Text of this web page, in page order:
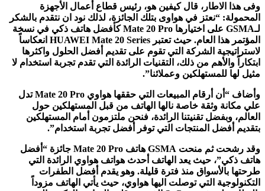
وفى هذا الاطار، قال كيفين هو، رئيس قطاع أعمال الأجهزة
المحمولة: “نعتز في هواوى بتلك الجائزة، لذلك نود ان نتقدم بالشكر
لـGSMA على اختيارها Mate 20 Proكأفضل هاتف ذكي في نسخة
المؤتمر هذا العام. حيث تعتبر HUAWEI Mate 20 Series انعكاساً
لاستراتيجية الشركة التي تقوم على تقديم أفضل الحلول واكثرها
ابتكاراً والأهم من ذلك، التقنيات الرائدة التي تقدم تجربة استخدام لا
مثيل لها للمستهلكين وعملائنا”.
وأضاف “أن أرقام المبيعات التي حققها هواوي Mate 20 Proتدل
علي مكانة وثقة خاصة نالها الهاتف من قبل المستهلكين حول
العالم، وبفضل تقنيتنا الرائدة، فنحن ملتزمون أمام المستهلكين
بتقديم أفضل المنتجات التي توفر أفضل تجربة استخدام”.
وقد رشحت ثم منحت GSMA هاتف Mate 20 Pro جائزة “أفضل
هاتف ذكي”، حيث يعد الهاتف أحدث هواتف هواوي الرائدة التي
طرحتها بالأسواق منذ فترة قليلة. وهو يقدم أفضل الطفرات
التكنولوجية التي توصلت اليها هواوي، حيث يأتي الهاتف مزوداً